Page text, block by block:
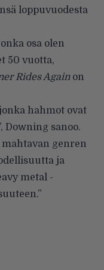
loppuvuodesta
osa olen
50 vuotta,
Rides Again on
hahmot ovat
Downing sanoo.
mahtavan genren
ja
metal -